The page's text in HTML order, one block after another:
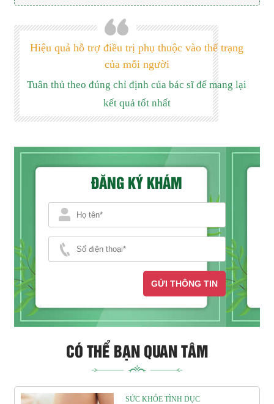
Hiệu quả hỗ trợ điều trị phụ thuộc vào thể trạng
của mỗi người
Tuân thủ theo đúng chỉ định của bác sĩ để mang lại
kết quả tốt nhất
ĐĂNG KÝ KHÁM
GỬI THÔNG TIN
CÓ THỂ BẠN QUAN TÂM
SỨC KHỎE TÌNH DỤC